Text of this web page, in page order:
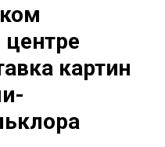
центре
картин